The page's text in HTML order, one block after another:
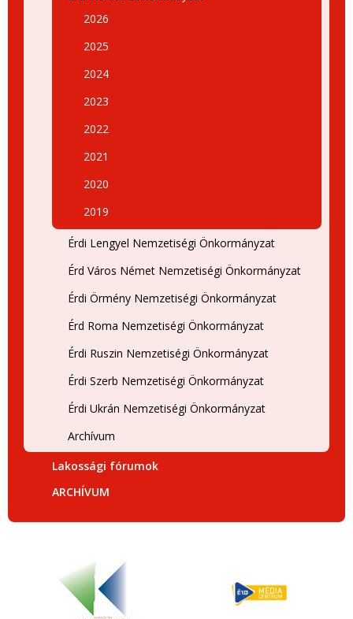
2026
2025
2024
2023
2022
2021
2020
2019
Érdi Lengyel Nemzetiségi Önkormányzat
Érd Város Német Nemzetiségi Önkormányzat
Érdi Örmény Nemzetiségi Önkormányzat
Érd Roma Nemzetiségi Önkormányzat
Érdi Ruszin Nemzetiségi Önkormányzat
Érdi Szerb Nemzetiségi Önkormányzat
Érdi Ukrán Nemzetiségi Önkormányzat
Archívum
Lakossági fórumok
ARCHÍVUM